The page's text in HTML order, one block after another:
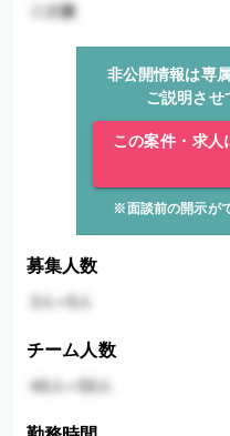
非公開情報は専
ご説明させ
この案件・求人
※面談前の開示が
募集人数
チーム人数